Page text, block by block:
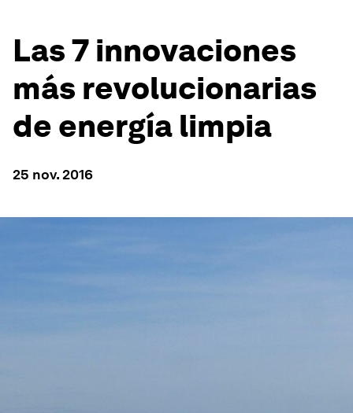
Las 7 innovaciones
más revolucionarias
de energía limpia
25 nov. 2016